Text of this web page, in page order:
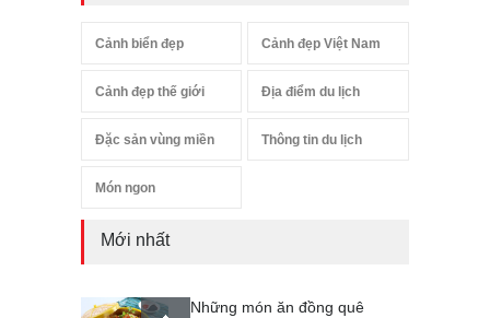
Cảnh biển đẹp Cảnh đẹp Việt Nam
Cảnh đẹp thế giới Địa điểm du lịch
Đặc sản vùng miền Thông tin du lịch
Món ngon
Mới nhất
Những món ăn đồng quê